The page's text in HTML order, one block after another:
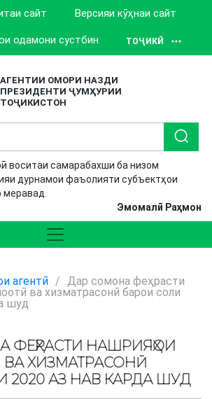
сайт Версияи кӯҳнаи сайт
одамони сустбин ТОҶИКӢ
АГЕНТИИ ОМОРИ НАЗДИ
ПРЕЗИДЕНТИ ҶУМҲУРИИ
ТОҶИКИСТОН
воситаи самарабахши ба низом
дурнамои фаъолияти субъектҳои
Эмомалӣ Раҳмон
агентӣ / Дар сомона феҳрасти
ва хизматрасонӣ барои соли
шуд
ФЕҲРАСТИ НАШРИЯҲОИ
ХИЗМАТРАСОНӢ
2020 АЗ НАВ КАРДА ШУД